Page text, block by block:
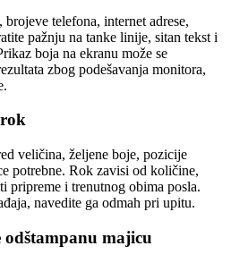
telefona, internet adrese,
pažnju na tanke linije, sitan tekst i
boja na ekranu može se
zbog podešavanja monitora,
veličina, željene boje, pozicije
potrebne. Rok zavisi od količine,
pripreme i trenutnog obima posla.
navedite ga odmah pri upitu.
majicu